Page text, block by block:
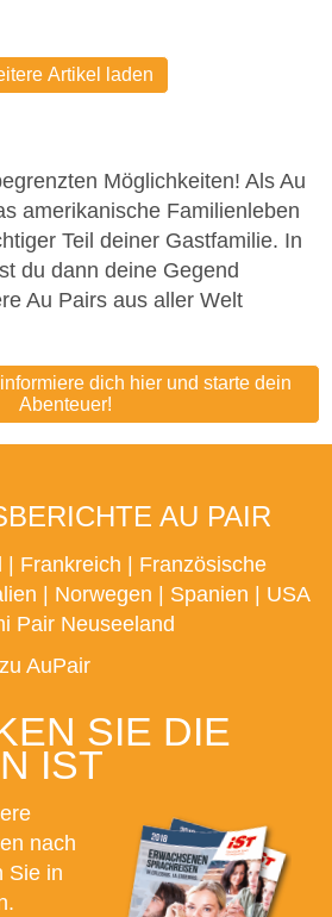
Artikel laden
Möglichkeiten! Als Au
amerikanische Familienleben
Teil deiner Gastfamilie. In
du dann deine Gegend
Au Pairs aus aller Welt
dich hier und starte dein
Abenteuer!
AU PAIR
Frankreich
Französische
Norwegen Spanien
USA
Pair Neuseeland
AuPair
SIE DIE
IST
nach
Sie in